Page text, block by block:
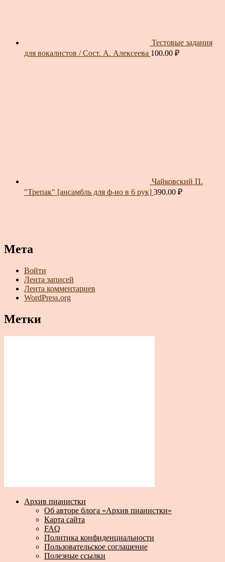
Тестовые задания
для вокалистов / Сост. А. Алексеева 100.00 ₽
Чайковский П.
"Трепак" [ансамбль для ф-но в 6 рук] 390.00 ₽
Мета
Войти
Лента записей
Лента комментариев
WordPress.org
Метки
Архив пианистки
Об авторе блога «Архив пианистки»
Карта сайта
FAQ
Политика конфиденциальности
Пользовательское соглашение
Полезные ссылки